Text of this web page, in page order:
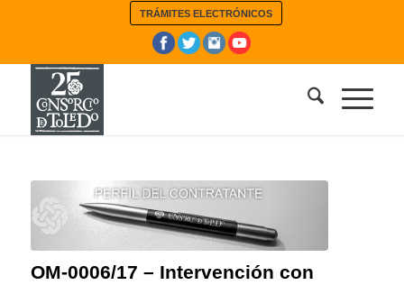
TRÁMITES ELECTRÓNICOS
OM-0006/17 – Intervención con